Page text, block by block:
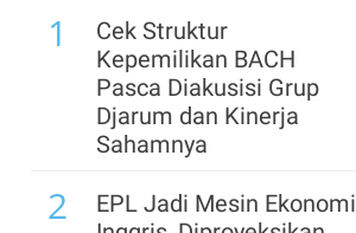
5
IHSG Berpeluang
Menguat pada Kamis
(6/8), Ini Kata Analis
Proyeksi Laba & Target
Harga Astra (ASII)
Dikerek Naik Usai Rilis
Lapkeu Semester I
1
Cek Struktur
Kepemilikan BACH
Pasca Diakusisi Grup
Djarum dan Kinerja
Sahamnya
2
EPL Jadi Mesin Ekonomi